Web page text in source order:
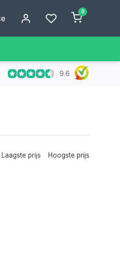
0
- Geen verzendkosten bij
9.6
Laagste prijs Hoogste prijs